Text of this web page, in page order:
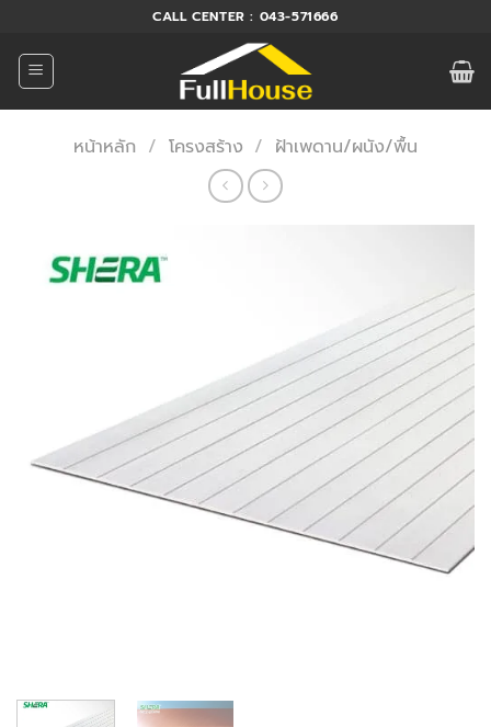
ยัง
เนื้อหา
CALL CENTER : 043-571666
หน้าหลัก / โครงสร้าง / ฝ้าเพดาน/ผนัง/พื้น